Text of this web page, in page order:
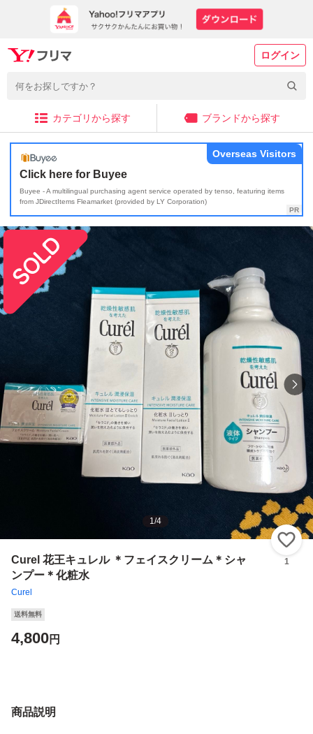
ログイン
カテゴリから探す ブランドから探す
Click here for Buyee
Buyee - A multilingual purchasing agent service operated by tenso, featuring items
from JDirectItems Fleamarket (provided by LY Corporation)
Overseas Visitors
1/4
Curel 花王キュレル ＊フェイスクリーム＊シャ
ンプー＊化粧水
Curel
1
送料無料
4,800円
商品説明